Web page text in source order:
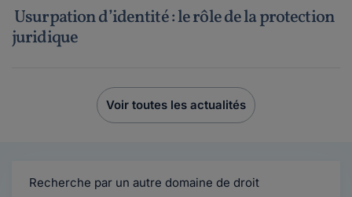
Usurpation d’identité : le rôle de la protection
juridique
Voir toutes les actualités
Recherche par un autre domaine de droit